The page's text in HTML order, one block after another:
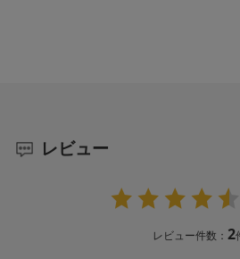
レビュー
レビュー件数：2